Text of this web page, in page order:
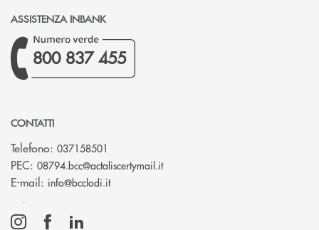
ASSISTENZA INBANK
800 837 455
CONTATTI
Telefono: 037158501
PEC: 08794.bcc@actaliscertymail.it(si apre l’app di posta
E-mail: info@bcclodi.it(si apre l’app di posta elettronica)